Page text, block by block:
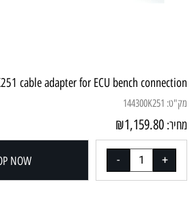
cable adapter for ECU bench connection.
מק"ט: 144300K251
מחיר: ₪1,159.80
NOW